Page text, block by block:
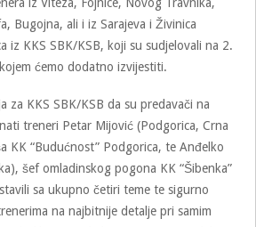
iz Viteza, Fojnice, Novog Travnika,
Bugojna, ali i iz Sarajeva i Živinica
iz KKS SBK/KSB, koji su sudjelovali na 2.
ćemo dodatno izvijestiti.
za KKS SBK/KSB da su predavači na
treneri Petar Mijović (Podgorica, Crna
KK “Budućnost” Podgorica, te Anđelko
šef omladinskog pogona KK “Šibenka”
sa ukupno četiri teme te sigurno
na najbitnije detalje pri samim